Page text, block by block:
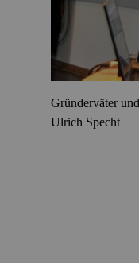
Gründerväter
Ulrich Specht